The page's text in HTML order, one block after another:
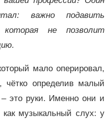
важно подавить
не позволит
мало оперировал,
чётко определив малый
это руки. Именно они и
музыкальный слух: у